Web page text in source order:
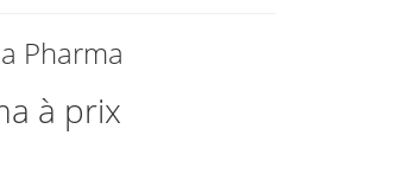
Pharma
à prix